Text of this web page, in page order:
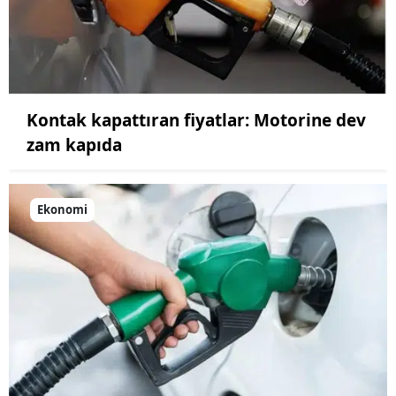
Kontak kapattıran fiyatlar: Motorine dev
zam kapıda
Ekonomi